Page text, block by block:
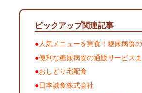
ピックアップ関連記事
人気メニューを実食！糖尿病食
便利な糖尿病食の通販サービス
おしどり宅配食
日本誠食株式会社